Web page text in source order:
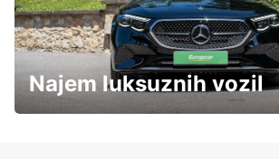
Najem luksuznih vozil